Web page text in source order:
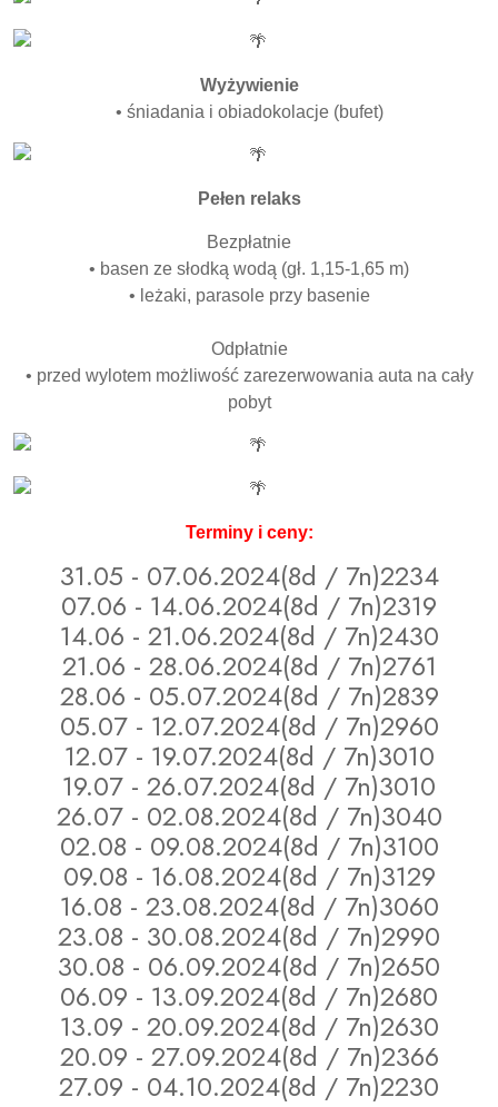
Wyżywienie
• śniadania i obiadokolacje (bufet)
Pełen relaks
Bezpłatnie
• basen ze słodką wodą (gł. 1,15-1,65 m)
• leżaki, parasole przy basenie
Odpłatnie
• przed wylotem możliwość zarezerwowania auta na cały
pobyt
Terminy i ceny:
31.05 - 07.06.2024(8d / 7n)2234
07.06 - 14.06.2024(8d / 7n)2319
14.06 - 21.06.2024(8d / 7n)2430
21.06 - 28.06.2024(8d / 7n)2761
28.06 - 05.07.2024(8d / 7n)2839
05.07 - 12.07.2024(8d / 7n)2960
12.07 - 19.07.2024(8d / 7n)3010
19.07 - 26.07.2024(8d / 7n)3010
26.07 - 02.08.2024(8d / 7n)3040
02.08 - 09.08.2024(8d / 7n)3100
09.08 - 16.08.2024(8d / 7n)3129
16.08 - 23.08.2024(8d / 7n)3060
23.08 - 30.08.2024(8d / 7n)2990
30.08 - 06.09.2024(8d / 7n)2650
06.09 - 13.09.2024(8d / 7n)2680
13.09 - 20.09.2024(8d / 7n)2630
20.09 - 27.09.2024(8d / 7n)2366
27.09 - 04.10.2024(8d / 7n)2230